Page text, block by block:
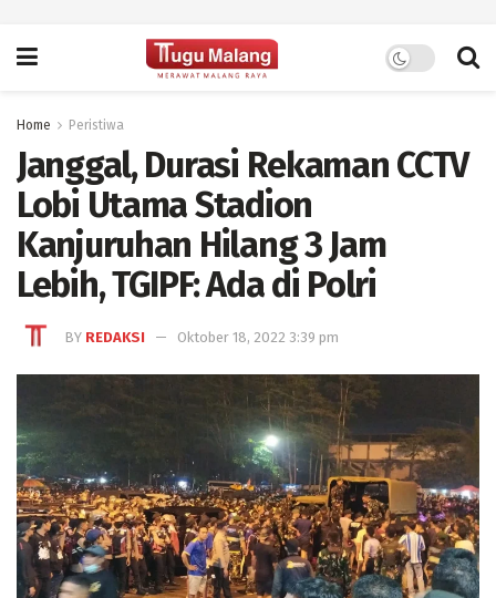
Home Peristiwa
Janggal, Durasi Rekaman CCTV
Lobi Utama Stadion
Kanjuruhan Hilang 3 Jam
Lebih, TGIPF: Ada di Polri
BY REDAKSI Oktober 18, 2022 3:39 pm